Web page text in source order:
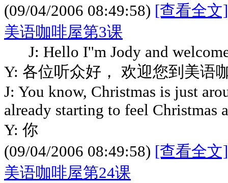
(09/04/2006 08:49:58) [查看全文]
美语咖啡屋第3课
J: Hello I''m Jody and
Y: 各位听众好， 欢迎您到美语
J: You know, Christmas is just
already starting to feel Christmas
Y: 你
(09/04/2006 08:49:58) [查看全文]
美语咖啡屋第24课